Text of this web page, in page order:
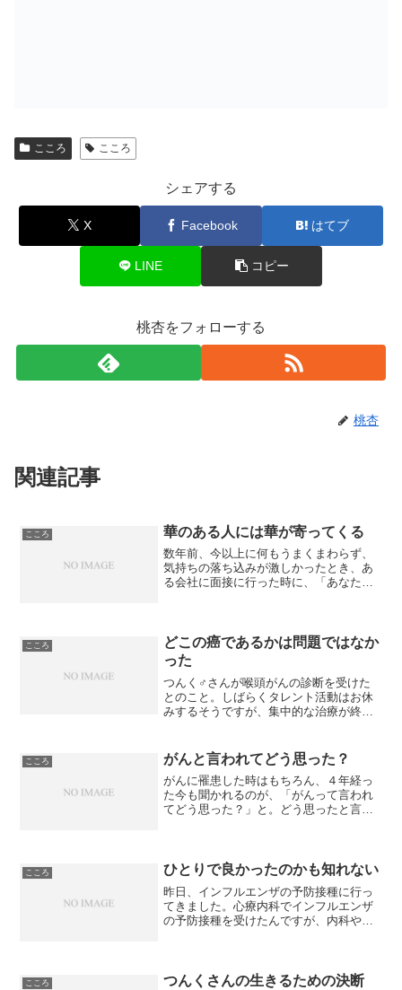
こころ こころ
シェアする
X Facebook はてブ
LINE コピー
桃杏をフォローする
桃杏
関連記事
こころ 華のある人には華が寄ってくる
数年前、今以上に何もうまくまわらず、
気持ちの落ち込みが激しかったとき、あ
る会社に面接に行った時に、「あなたに
華がないでしょう。気分が浮...
こころ
どこの癌であるかは問題ではなか
った
つんく♂さんが喉頭がんの診断を受けた
とのこと。しばらくタレント活動はお休
みするそうですが、集中的な治療が終わ
しかったです。「らしかった」って書く
と、自分の親のことなのに...
こころ がんと言われてどう思った？
がんに罹患した時はもちろん、４年経っ
た今も聞かれるのが、「がんって言われ
てどう思った？」と。どう思ったと言っ
いといけないんですよ」と...
こころ ひとりで良かったのかも知れない
昨日、インフルエンザの予防接種に行っ
てきました。心療内科でインフルエンザ
の予防接種を受けたんですが、内科や耳
今回は36.4度。いつ...
こころ つんくさんの生きるための決断